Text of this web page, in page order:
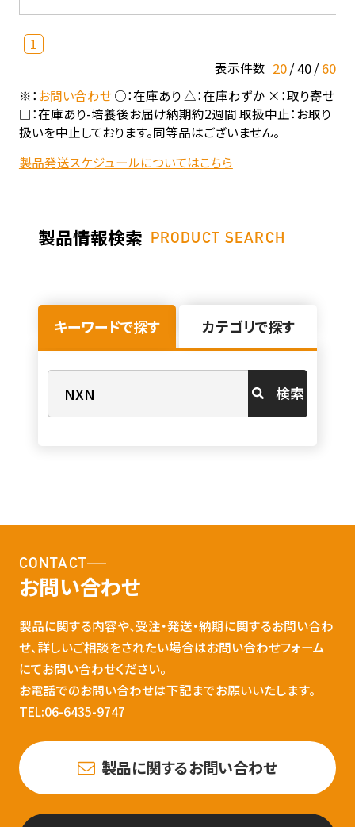
1
表示件数 20 40 60
※：お問い合わせ○：在庫あり △：在庫わずか ×：取り寄せ
□：在庫あり-培養後お届け納期約2週間 取扱中止：お取り
扱いを中止しております。同等品はございません。
製品発送スケジュールについてはこちら
製品情報検索 PRODUCT SEARCH
キーワードで探す カテゴリで探す
検索
CONTACT
お問い合わせ
製品に関する内容や、受注・発送・納期に関するお問い合わ
せ、詳しいご相談をされたい場合はお問い合わせフォーム
にてお問い合わせください。
お電話でのお問い合わせは下記までお願いいたします。
TEL:06-6435-9747
製品に関するお問い合わせ